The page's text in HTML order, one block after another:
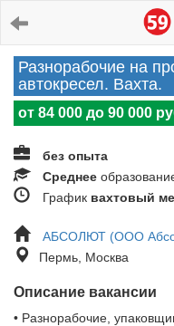
Разнорабочие на
автокресел. Вахта.
от 84 000 до 90 000
без опыта
Среднее
График вахтовый
АБСОЛЮТ (ООО
Пермь, Москва
Описание вакансии
• Разнорабочие,